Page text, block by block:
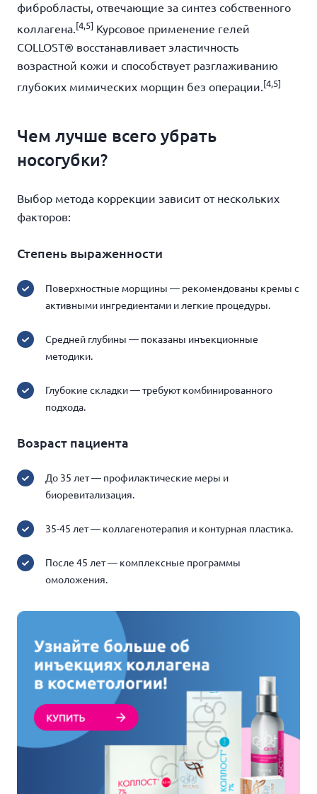
фибробласты, отвечающие за синтез собственного
коллагена.[4,5] Курсовое применение гелей
COLLOST® восстанавливает эластичность
возрастной кожи и способствует разглаживанию
глубоких мимических морщин без операции. [4,5]
Чем лучше всего убрать
носогубки?
Выбор метода коррекции зависит от нескольких
факторов:
Степень выраженности
Поверхностные морщины — рекомендованы кремы с
активными ингредиентами и легкие процедуры.
Средней глубины — показаны инъекционные
методики.
Глубокие складки — требуют комбинированного
подхода.
Возраст пациента
До 35 лет — профилактические меры и
биоревитализация.
35-45 лет — коллагенотерапия и контурная пластика.
После 45 лет — комплексные программы
омоложения.